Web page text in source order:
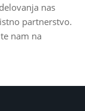
nas
partnerstvo.
nam na